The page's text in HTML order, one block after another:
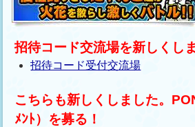
招待コード交流場を新しくし
招待コード受付交流場
こちらも新しくしました。
ﾒﾝﾄ）を募る！